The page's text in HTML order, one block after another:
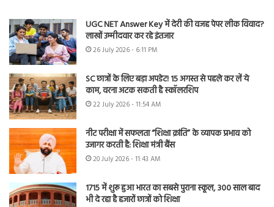
UGC NET Answer Key में देरी की वजह पेपर लीक विवाद?
लाखों उम्मीदवार कर रहे इंतजार
26 July 2026 - 6:11 PM
SC छात्रों के लिए बड़ा अपडेट! 15 अगस्त से पहले कर लें ये
काम, वरना अटक सकती है स्कॉलरशिप
22 July 2026 - 11:54 AM
नीट परीक्षा में सफलता “शिक्षा क्रांति” के व्यापक प्रभाव को
उजागर करती है: शिक्षा मंत्री बैंस
20 July 2026 - 11:43 AM
1715 में शुरू हुआ भारत का सबसे पुराना स्कूल, 300 साल बाद
भी दे रहा है हजारों छात्रों को शिक्षा